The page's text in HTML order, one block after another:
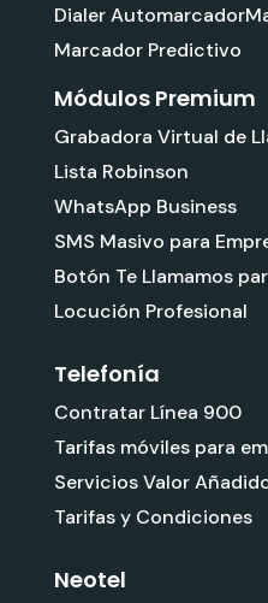
Dialer Automarcador
Marcador Predictivo
Módulos Premium
Grabadora Virtual de
Lista Robinson
WhatsApp Business
SMS Masivo para
Botón Te Llamamos
Locución Profesional
Telefonía
Contratar Línea 900
Tarifas móviles para
Servicios Valor
Tarifas y Condiciones
Neotel